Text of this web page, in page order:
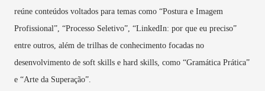
reúne conteúdos voltados para temas como “Postura e Imagem
Profissional”, “Processo Seletivo”, “LinkedIn: por que eu preciso”
entre outros, além de trilhas de conhecimento focadas no
desenvolvimento de soft skills e hard skills, como “Gramática Prática”
e “Arte da Superação”.